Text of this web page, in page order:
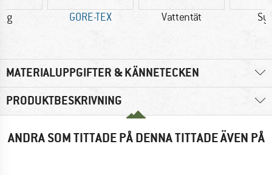
g GORE-TEX Vattentät
MATERIALUPPGIFTER & KÄNNETECKEN
PRODUKTBESKRIVNING
ANDRA SOM TITTADE PÅ DENNA TITTADE ÄVEN PÅ